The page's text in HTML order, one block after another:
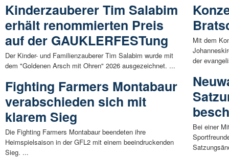
Kinderzauberer Tim Salabim
erhält renommierten Preis
auf der GAUKLERFESTung
Der Kinder- und Familienzauberer Tim Salabim wurde mit
dem "Goldenen Arsch mit Ohren" 2026 ausgezeichnet. ...
Fighting Farmers Montabaur
verabschieden sich mit
klarem Sieg
Die Fighting Farmers Montabaur beendeten ihre
Heimspielsaison in der GFL2 mit einem beeindruckenden
Sieg. ...
Mit dem
der
Bei einer